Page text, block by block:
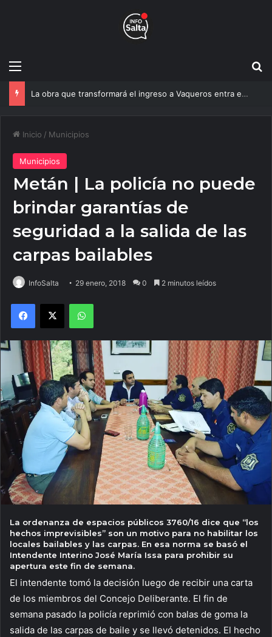
Menú
Un estudio de la UNSa busca revolucionar las casas de adobe y hacerlas más seguras
Inicio / Municipios
Municipios
Metán | La policía no puede
brindar garantías de
seguridad a la salida de las
carpas bailables
InfoSalta 29 enero, 2018 0 2 minutos leídos
Facebook
X WhatsApp
La ordenanza de espacios públicos 3760/16 dice que “los
hechos imprevisibles” son un motivo para no habilitar los
locales bailables y las carpas. En esa norma se basó el
Intendente Interino José María Issa para prohibir su
apertura este fin de semana.
El intendente tomó la decisión luego de recibir una carta
de los miembros del Concejo Deliberante. El fin de
semana pasado la policía reprimió con balas de goma la
salida de las carpas de baile y se llevó detenidos. El hecho